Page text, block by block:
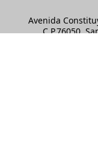
Avenida
C.P.76050.